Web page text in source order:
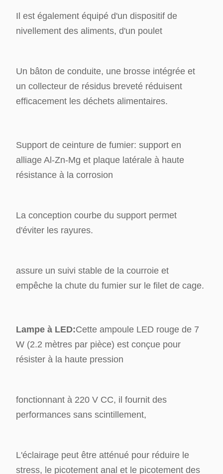
Il est également équipé d'un dispositif de
nivellement des aliments, d'un poulet
Un bâton de conduite, une brosse intégrée et
un collecteur de résidus breveté réduisent
efficacement les déchets alimentaires.
Support de ceinture de fumier: support en
alliage Al-Zn-Mg et plaque latérale à haute
résistance à la corrosion
La conception courbe du support permet
d'éviter les rayures.
assure un suivi stable de la courroie et
empêche la chute du fumier sur le filet de cage.
Lampe à LED:Cette ampoule LED rouge de 7
W (2.2 mètres par pièce) est conçue pour
résister à la haute pression
fonctionnant à 220 V CC, il fournit des
performances sans scintillement,
L'éclairage peut être atténué pour réduire le
stress, le picotement anal et le picotement des